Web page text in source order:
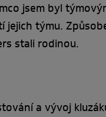
jsem byl
jejich týmu.
stali rodinou.
a vývoj